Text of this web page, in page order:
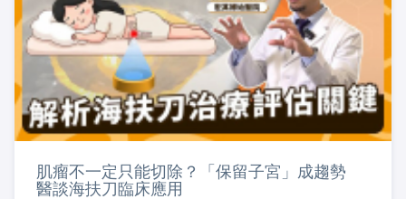
肌瘤不一定只能切除？「保留子宮」成趨勢
醫談海扶刀臨床應用